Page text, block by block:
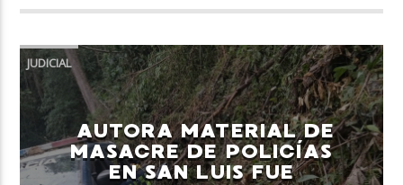
JUDICIAL
AUTORA MATERIAL DE
MASACRE DE POLICÍAS
EN SAN LUIS FUE